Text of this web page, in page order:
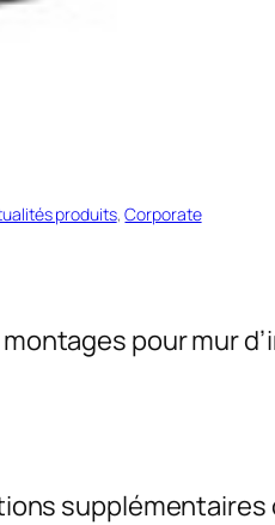
produits, Corporate
pour mur